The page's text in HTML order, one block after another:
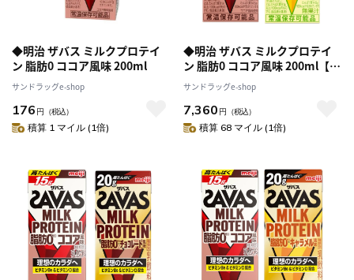
◆明治 ザバス ミルクプロテイ
ン 脂肪0 ココア風味 200ml
サンドラッグe-shop
176 円 （税込）
積算 1 マイル (1倍)
◆明治 ザバス ミルクプロテイ
ン 脂肪0 ココア風味 200ml【24
本セット】+バナナ風味
200ml【24本セット】
サンドラッグe-shop
7,360 円 （税込）
積算 68 マイル (1倍)